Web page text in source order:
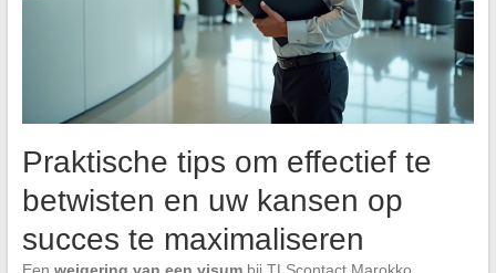
Praktische tips om effectief te
betwisten en uw kansen op
succes te maximaliseren